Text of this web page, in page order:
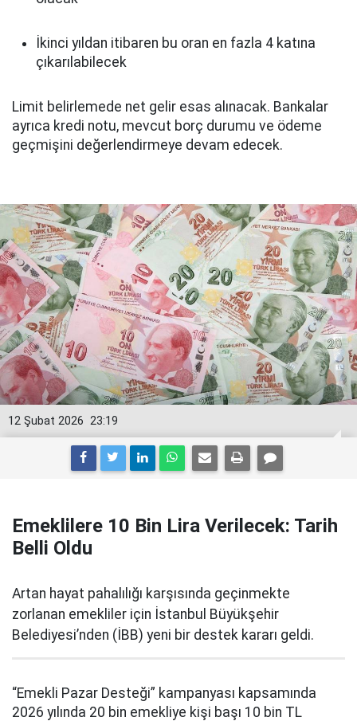
İkinci yıldan itibaren bu oran en fazla 4 katına
çıkarılabilecek
Limit belirlemede net gelir esas alınacak. Bankalar
ayrıca kredi notu, mevcut borç durumu ve ödeme
geçmişini değerlendirmeye devam edecek.
23:19
12 Şubat 2026
Emeklilere 10 Bin Lira Verilecek: Tarih
Belli Oldu
Artan hayat pahalılığı karşısında geçinmekte
zorlanan emekliler için İstanbul Büyükşehir
Belediyesi’nden (İBB) yeni bir destek kararı geldi.
“Emekli Pazar Desteği” kampanyası kapsamında
2026 yılında 20 bin emekliye kişi başı 10 bin TL